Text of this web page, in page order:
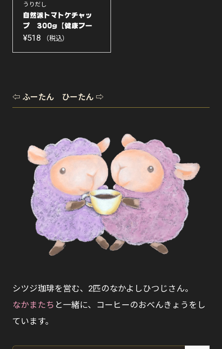
うりだし
自然派トマトケチャッ
プ 300g【健康フー
ズ】
¥518 （税込）
⇦ ふーたん ひーたん ⇨
シツジ珈琲を営む、2匹のなかよしひつじさん。
なかまたち と一緒に、コーヒーのおべんきょうをし
ています。